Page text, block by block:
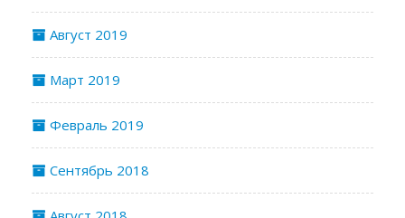
Август 2019
Март 2019
Февраль 2019
Сентябрь 2018